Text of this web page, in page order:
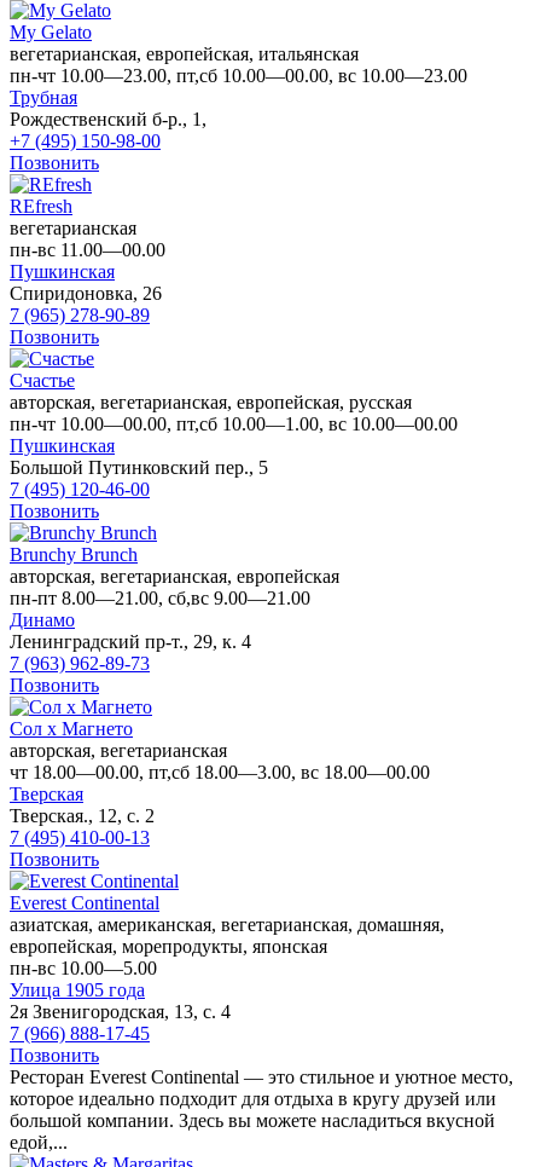
My Gelato
вегетарианская, европейская, итальянская
пн-чт 10.00—23.00, пт,сб 10.00—00.00, вс 10.00—23.00
Трубная
Рождественский б-р., 1,
+7 (495) 150-98-00
Позвонить
REfresh
вегетарианская
пн-вс 11.00—00.00
Пушкинская
Спиридоновка, 26
7 (965) 278-90-89
Позвонить
Счастье
авторская, вегетарианская, европейская, русская
пн-чт 10.00—00.00, пт,сб 10.00—1.00, вс 10.00—00.00
Пушкинская
Большой Путинковский пер., 5
7 (495) 120-46-00
Позвонить
Brunchy Brunch
авторская, вегетарианская, европейская
пн-пт 8.00—21.00, сб,вс 9.00—21.00
Динамо
Ленинградский пр-т., 29, к. 4
7 (963) 962-89-73
Позвонить
Сол х Магнето
авторская, вегетарианская
чт 18.00—00.00, пт,сб 18.00—3.00, вс 18.00—00.00
Тверская
Тверская., 12, с. 2
7 (495) 410-00-13
Позвонить
Everest Continental
азиатская, американская, вегетарианская, домашняя,
европейская, морепродукты, японская
пн-вс 10.00—5.00
Улица 1905 года
2я Звенигородская, 13, с. 4
7 (966) 888-17-45
Позвонить
Ресторан Everest Continental — это стильное и уютное место,
которое идеально подходит для отдыха в кругу друзей или
большой компании. Здесь вы можете насладиться вкусной
едой,...